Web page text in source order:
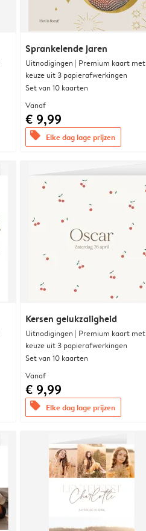
Sprankelende jaren
Uitnodigingen | Premium kaart met
keuze uit 3 papierafwerkingen
Set van 10 kaarten
Vanaf
€ 9,99
offers Elke dag lage prijzen
Kersen gelukzaligheid
Uitnodigingen | Premium kaart met
keuze uit 3 papierafwerkingen
Set van 10 kaarten
Vanaf
€ 9,99
offers Elke dag lage prijzen